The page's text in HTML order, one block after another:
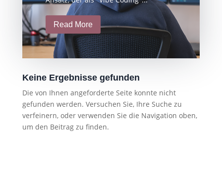
Read More
Keine Ergebnisse gefunden
Die von Ihnen angeforderte Seite konnte nicht
gefunden werden. Versuchen Sie, Ihre Suche zu
verfeinern, oder verwenden Sie die Navigation oben,
um den Beitrag zu finden.